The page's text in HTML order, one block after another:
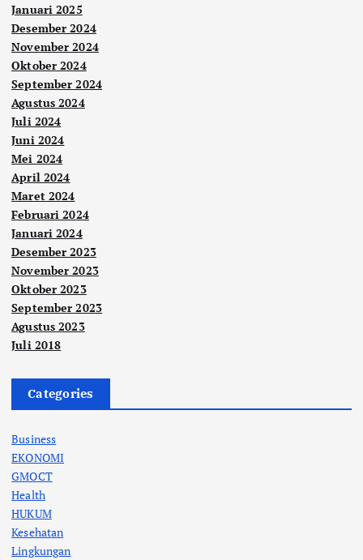
Januari 2025
Desember 2024
November 2024
Oktober 2024
September 2024
Agustus 2024
Juli 2024
Juni 2024
Mei 2024
April 2024
Maret 2024
Februari 2024
Januari 2024
Desember 2023
November 2023
Oktober 2023
September 2023
Agustus 2023
Juli 2018
Categories
Business
EKONOMI
GMOCT
Health
HUKUM
Kesehatan
Lingkungan